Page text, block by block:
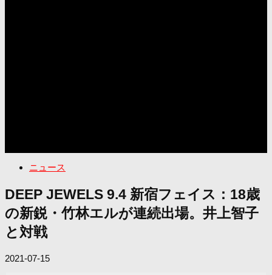
ニュース
DEEP JEWELS 9.4 新宿フェイス：18歳
の新鋭・竹林エルが連続出場。井上智子
と対戦
2021-07-15